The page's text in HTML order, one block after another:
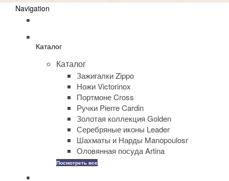
Navigation
Каталог
Каталог
Зажигалки Zippo
Ножи Victorinox
Портмоне Cross
Ручки Pierre Cardin
Золотая коллекция Golden
Серебряные иконы Leader
Шахматы и Нарды Manopoulosr
Оловянная посуда Artina
Посмотреть все